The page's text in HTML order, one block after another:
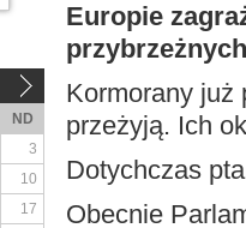
Europie
Kormorany już
przeżyją. Ich
Dotychczas
Obecnie
ND
3
10
17